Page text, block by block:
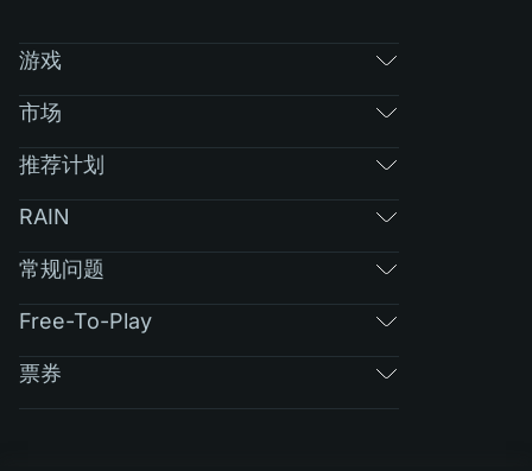
游戏
市场
推荐计划
RAIN
常规问题
Free-To-Play
票券